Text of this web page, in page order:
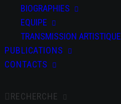
BIOGRAPHIES
EQUIPE
TRANSMISSION ARTISTIQUE
PUBLICATIONS
CONTACTS
RECHERCHE
+ iCal / Outlook
export